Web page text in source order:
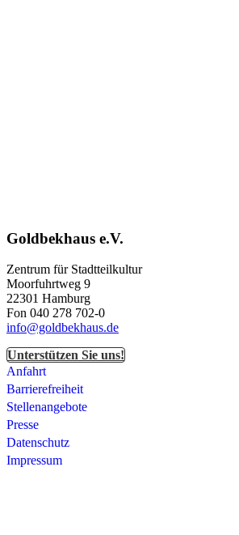
Goldbekhaus e.V.
Zentrum für Stadtteilkultur
Moorfuhrtweg 9
22301 Hamburg
Fon 040 278 702-0
info@goldbekhaus.de
Unterstützen Sie uns!
Anfahrt
Barrierefreiheit
Stellenangebote
Presse
Datenschutz
Impressum